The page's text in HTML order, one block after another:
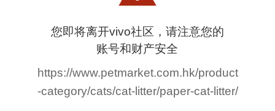
您即将离开vivo社区，请注意您的
账号和财产安全
https://www.petmarket.com.hk/product
-category/cats/cat-litter/paper-cat-litter/